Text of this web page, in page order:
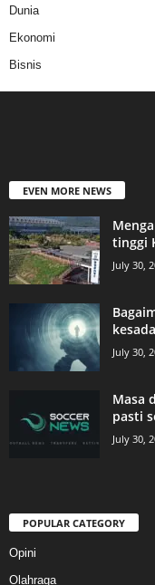
Dunia
Ekonomi
Bisnis
EVEN MORE NEWS
tinggi
July 30,
July 30,
Masa
pasti
July 30,
POPULAR CATEGORY
Opini
Olahraga